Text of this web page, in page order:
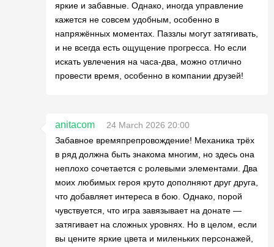
яркие и забавные. Однако, иногда управление
кажется не совсем удобным, особенно в
напряжённых моментах. Паззлы могут затягивать,
и не всегда есть ощущение прогресса. Но если
искать увлечения на часа-два, можно отлично
провести время, особенно в компании друзей!
anitacom
24 March 2026 20:00
Забавное времяпрепровождение! Механика трёх
в ряд должна быть знакома многим, но здесь она
неплохо сочетается с ролевыми элементами. Два
моих любимых героя круто дополняют друг друга,
что добавляет интереса в бою. Однако, порой
чувствуется, что игра завязывает на донате —
затягивает на сложных уровнях. Но в целом, если
вы цените яркие цвета и миленьких персонажей,